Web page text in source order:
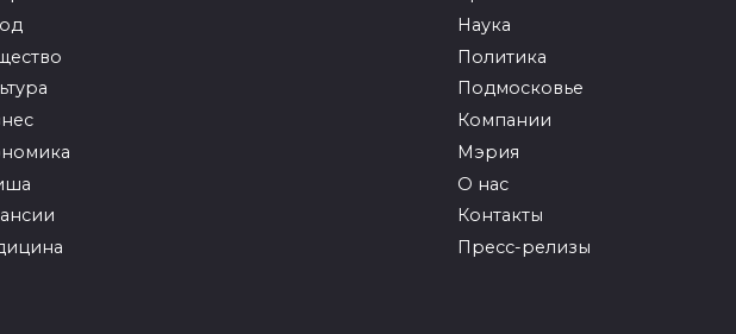
Наука
Политика
Подмосковье
Компании
Мэрия
О нас
Контакты
Пресс-релизы